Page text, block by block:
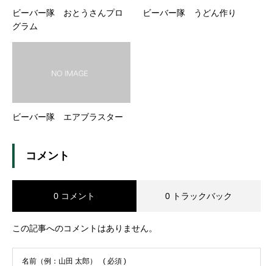
ビーバー隊 おとうさんプロ
グラム
ビーバー隊 うどん作り
ビーバー隊 エアブラスター
コメント
0 コメント 0 トラックバック
この記事へのコメントはありません。
名前（例：山田 太郎） ( 必須 )